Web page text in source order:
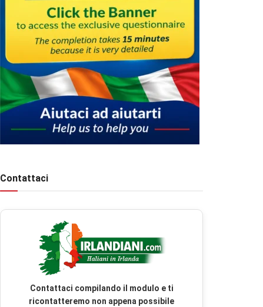
Contattaci
Contattaci compilando il modulo e ti
ricontatteremo non appena possibile